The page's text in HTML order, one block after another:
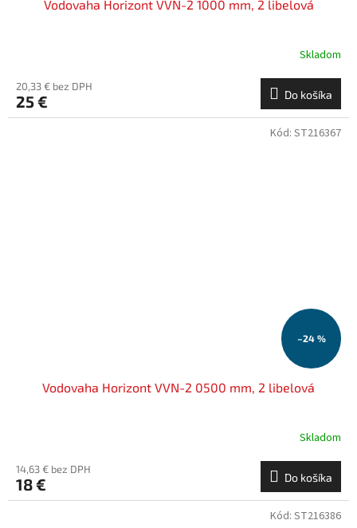
Vodovaha Horizont VVN-2 1000 mm, 2 libelová
Skladom
20,33 € bez DPH
25 € Do košíka
–24 %
Vodovaha Horizont VVN-2 0500 mm, 2 libelová
Skladom
14,63 € bez DPH
18 € Do košíka
Kód: ST216367
Kód: ST216386